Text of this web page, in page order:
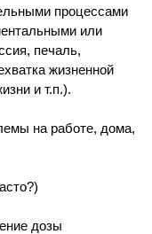
процессами
или
печаль,
жизненной
и т.п.).
на работе, дома,
дозы